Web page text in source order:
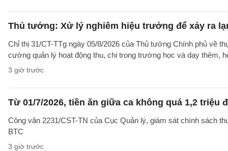
Thủ tướng: Xử lý nghiêm hiệu trưởng để xảy ra
Chỉ thị 31/CT-TTg ngày 05/8/2026 của Thủ tướng Chính phủ về
cường quản lý hoạt động thu, chi trong trường học và dạy thêm,
3 giờ trước
Từ 01/7/2026, tiền ăn giữa ca không quá 1,2 triệu
Công văn 2231/CST-TN của Cục Quản lý, giám sát chính sách
BTC
3 giờ trước